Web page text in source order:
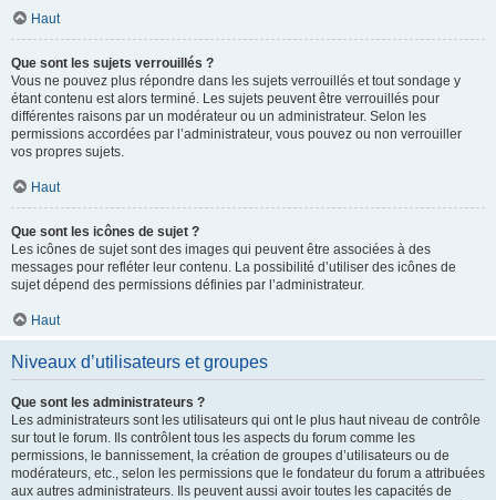
Haut
Que sont les sujets verrouillés ?
Vous ne pouvez plus répondre dans les sujets verrouillés et tout sondage y
étant contenu est alors terminé. Les sujets peuvent être verrouillés pour
différentes raisons par un modérateur ou un administrateur. Selon les
permissions accordées par l’administrateur, vous pouvez ou non verrouiller
vos propres sujets.
Haut
Que sont les icônes de sujet ?
Les icônes de sujet sont des images qui peuvent être associées à des
messages pour refléter leur contenu. La possibilité d’utiliser des icônes de
sujet dépend des permissions définies par l’administrateur.
Haut
Niveaux d’utilisateurs et groupes
Que sont les administrateurs ?
Les administrateurs sont les utilisateurs qui ont le plus haut niveau de contrôle
sur tout le forum. Ils contrôlent tous les aspects du forum comme les
permissions, le bannissement, la création de groupes d’utilisateurs ou de
modérateurs, etc., selon les permissions que le fondateur du forum a attribuées
aux autres administrateurs. Ils peuvent aussi avoir toutes les capacités de